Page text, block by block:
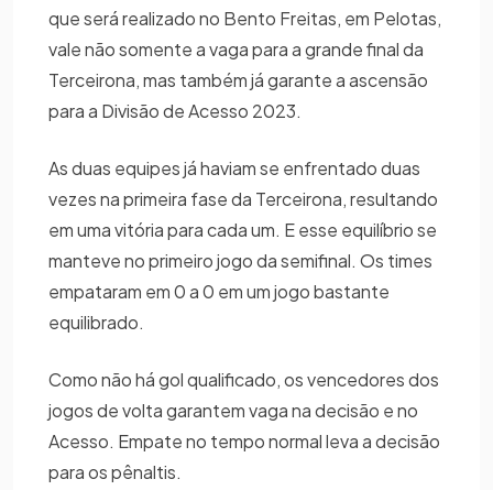
que será realizado no Bento Freitas, em Pelotas,
vale não somente a vaga para a grande final da
Terceirona, mas também já garante a ascensão
para a Divisão de Acesso 2023.
As duas equipes já haviam se enfrentado duas
vezes na primeira fase da Terceirona, resultando
em uma vitória para cada um. E esse equilíbrio se
manteve no primeiro jogo da semifinal. Os times
empataram em 0 a 0 em um jogo bastante
equilibrado.
Como não há gol qualificado, os vencedores dos
jogos de volta garantem vaga na decisão e no
Acesso. Empate no tempo normal leva a decisão
para os pênaltis.